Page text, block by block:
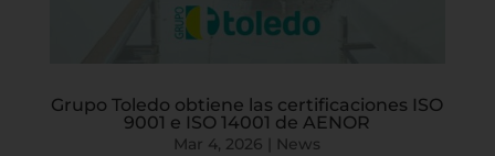
Grupo Toledo obtiene las certificaciones ISO
9001 e ISO 14001 de AENOR
Mar 4, 2026 News